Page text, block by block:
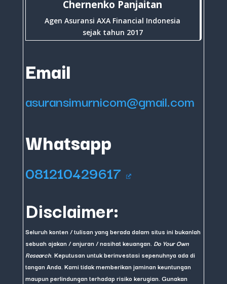
Chernenko Panjaitan
Agen Asuransi AXA Financial Indonesia
sejak tahun 2017
Email
asuransimurnicom@gmail.com
Whatsapp
081210429617
Disclaimer:
Seluruh konten / tulisan yang berada dalam situs ini bukanlah
sebuah ajakan / anjuran / nasihat keuangan. Do Your Own
Research . Keputusan untuk berinvestasi sepenuhnya ada di
tangan Anda. Kami tidak memberikan jaminan keuntungan
maupun perlindungan terhadap risiko kerugian. Gunakan